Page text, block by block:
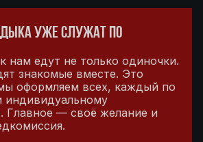
УЖЕ СЛУЖАТ ПО
нам едут не только одиночки.
знакомые вместе. Это
оформляем всех, каждый по
индивидуальному
Главное — своё желание и